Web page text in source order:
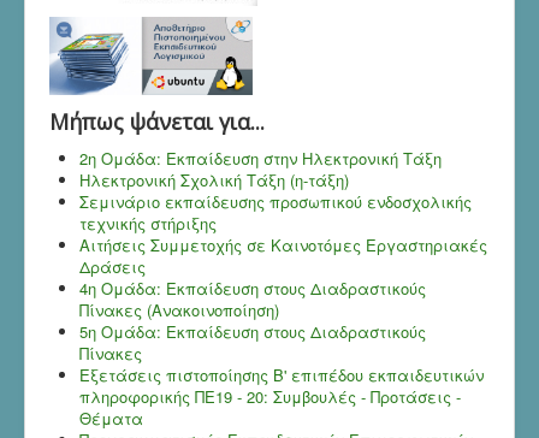
Mήπως ψάνεται για...
2η Ομάδα: Εκπαίδευση στην Ηλεκτρονική Τάξη
Ηλεκτρονική Σχολική Τάξη (η-τάξη)
Σεμινάριο εκπαίδευσης προσωπικού ενδοσχολικής
τεχνικής στήριξης
Αιτήσεις Συμμετοχής σε Καινοτόμες Εργαστηριακές
Δράσεις
4η Ομάδα: Εκπαίδευση στους Διαδραστικούς
Πίνακες (Ανακοινοποίηση)
5η Ομάδα: Εκπαίδευση στους Διαδραστικούς
Πίνακες
Εξετάσεις πιστοποίησης Β' επιπέδου εκπαιδευτικών
πληροφορικής ΠΕ19 - 20: Συμβουλές - Προτάσεις -
Θέματα